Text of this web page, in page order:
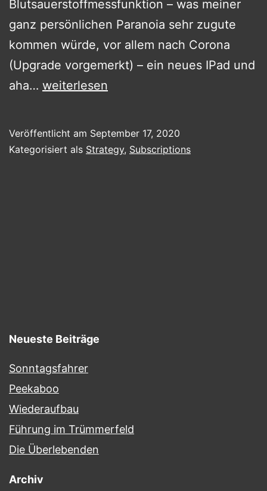
Blutsauerstoffmessfunktion – was meiner
ganz persönlichen Paranoia sehr zugute
kommen würde, vor allem nach Corona
(Upgrade vorgemerkt) – ein neues IPad und
aha… Das
thing”
weiterlesen
Veröffentlicht am September 17, 2020
Kategorisiert als Strategy, Subscriptions
Neueste Beiträge
Sonntagsfahrer
Peekaboo
Wiederaufbau
Führung im Trümmerfeld
Die Überlebenden
Archiv